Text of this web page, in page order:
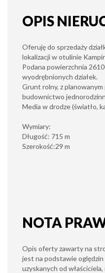
OPIS
Oferuję do sprzedaży
lokalizacji w otulinie
Podana powierzchnia
wyodrębnionych działek.
Grunt rolny, z planowanym
budownictwo
Media w drodze (światło,
Wymiary:
Długość: 715 m
Szerokość:29 m
NOTA
Opis oferty zawarty na
jest na podstawie
uzyskanych od